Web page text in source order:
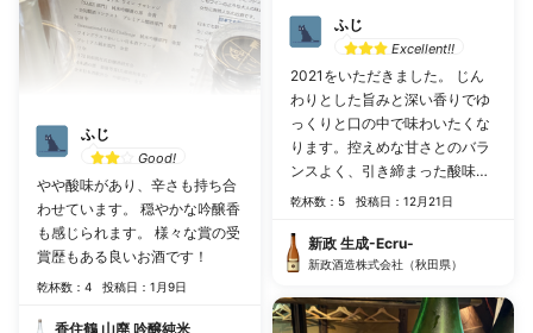
ふじ
Good!
やや酸味があり、辛さも持ち合
わせています。 穏やかな吟醸香
も感じられます。 様々な賞の受
賞歴もある良いお酒です！
乾杯数：4 投稿日：1月9日
香住鶴 山廃 吟醸純米
ふじ
Excellent!!
2021をいただきました。 じん
わりとした旨みと深い香りでゆ
っくりと口の中で味わいたくな
ります。控えめな甘さとのバラ
ンスよく、引き締まった酸味が
あり、少し古さを感じる部分も
乾杯数：5 投稿日：12月21日
新政 生成-Ecru-
新政酒造株式会社（秋田県）